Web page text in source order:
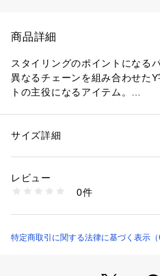
商品詳細
スタイリングのポイントになる
異なるチェーンを組み合わせた
トの主役になるアイテム。
シンプルな服装にサラッと身に
ネートもおすすめ。
同デザインのシルバーコーティ
す。
性別：レディース
素材：SV925+K18YGコーティング 淡
商品番号：
767-31274 （ショップ）
サイズ詳細
レビュー
0件
特定商取引に関する法律に基づく表示（